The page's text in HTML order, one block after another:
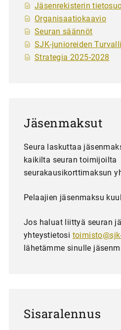
Jäsenrekisterin
Organisaatiokaavio
Seuran säännöt
SJK-junioreiden
Strategia 2025-2028
Jäsenmaksut
Seura laskuttaa
kaikilta seuran toimijoilta
seurakausikorttimaksun
Pelaajien jäsenmaksu
Jos haluat liittyä seuran
yhteystietosi
lähetämme sinulle
Sisaralennus